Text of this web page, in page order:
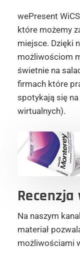
wePresent
które możemy
miejsce. Dzięki
możliwościom
świetnie na
firmach które
spotykają się
wirtualnych).
Na naszym
materiał
możliwościami